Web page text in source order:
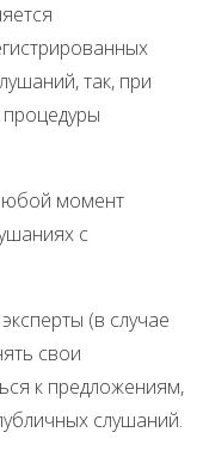
так, при
момент
с
(в случае
свои
к предложениям,
слушаний.